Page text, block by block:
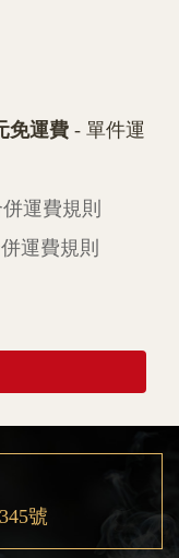
免運費 - 單件運
運費規則
運費規則
號